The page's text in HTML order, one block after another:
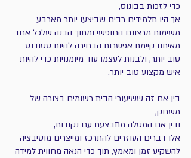
כדי לזכות בבונוס,
אך היו תלמידים רבים שביצעו יותר מארבע
משימות מרצונם החופשי ומתוך הבנה שלכל אחד
מאיתנו קיימת אפשרות הבחירה להיות סטודנט
טוב יותר, ולבנות לעצמו עוד מיומנויות כדי להיות
איש מקצוע טוב יותר.
בין אם זה ששיעורי הבית רשומים בצורה של
משחק,
ובין אם המטלה מתבצעת עם נקודות,
אלו דברים העוזרים להתרכז ומייצרים מוטיבציה
להשקיע זמן ומאמץ, תוך כדי הנאה מחווית למידה